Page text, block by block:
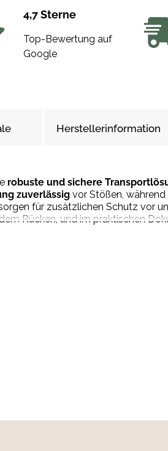
4,7 Sterne
Top-Bewertung auf
Google
Herstellerinformation
robuste und sichere
zuverlässig vor Stößen,
für zusätzlichen Schutz vor
Rücken, und im praktischen